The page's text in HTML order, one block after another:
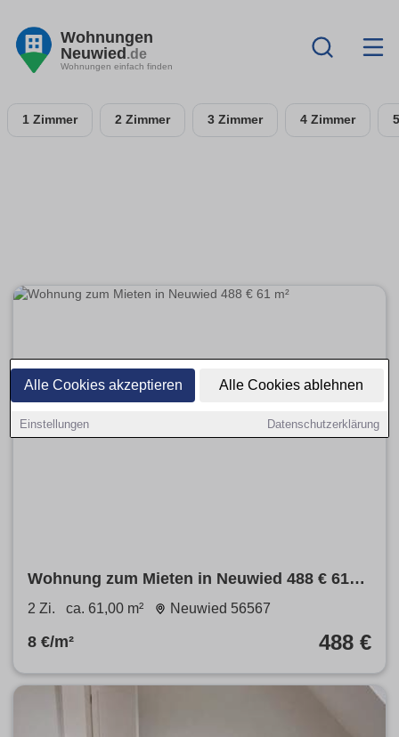
Alle Cookies akzeptieren Alle Cookies ablehnen
Einstellungen Datenschutzerklärung
Wohnungen
Neuwied.de
Wohnungen einfach finden
1 Zimmer 2 Zimmer 3 Zimmer 4 Zimmer
Wohnung zum Mieten in Neuwied 488 € 61
m²
2 Zi. ca. 61,00 m² Neuwied 56567
8 €/m² 488 €